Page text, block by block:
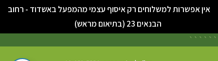
אין אפשרות למשלוחים רק איסוף עצמי מהמפעל באשדוד - רחוב
הבנאים 23 (בתיאום מראש)
```
```